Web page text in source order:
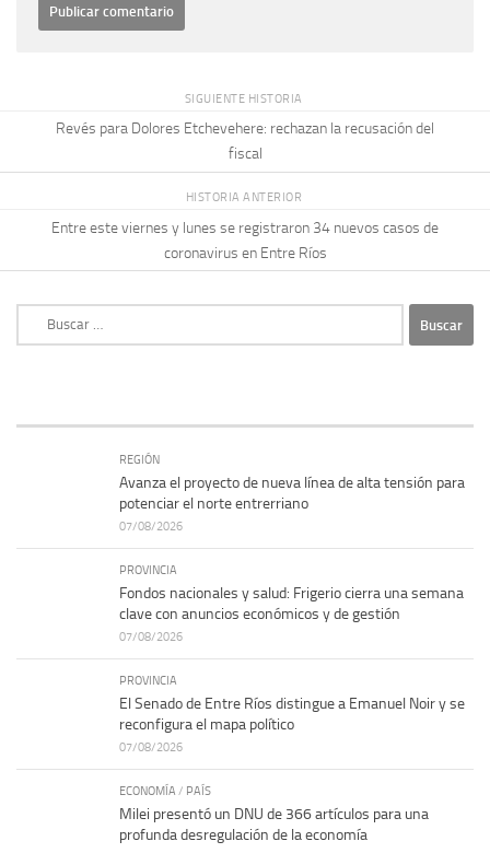
SIGUIENTE HISTORIA
Revés para Dolores Etchevehere: rechazan la recusación del
fiscal
HISTORIA ANTERIOR
Entre este viernes y lunes se registraron 34 nuevos casos de
coronavirus en Entre Ríos
REGIÓN
Avanza el proyecto de nueva línea de alta tensión para
potenciar el norte entrerriano
07/08/2026
PROVINCIA
Fondos nacionales y salud: Frigerio cierra una semana
clave con anuncios económicos y de gestión
07/08/2026
PROVINCIA
El Senado de Entre Ríos distingue a Emanuel Noir y se
reconfigura el mapa político
07/08/2026
ECONOMÍA / PAÍS
Milei presentó un DNU de 366 artículos para una
profunda desregulación de la economía